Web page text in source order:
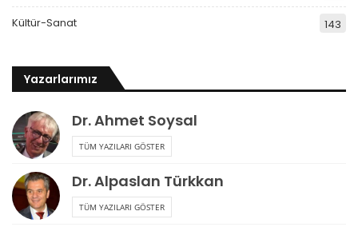
Kültür-Sanat 143
Yazarlarımız
Dr. Ahmet Soysal
TÜM YAZILARI GÖSTER
Dr. Alpaslan Türkkan
TÜM YAZILARI GÖSTER